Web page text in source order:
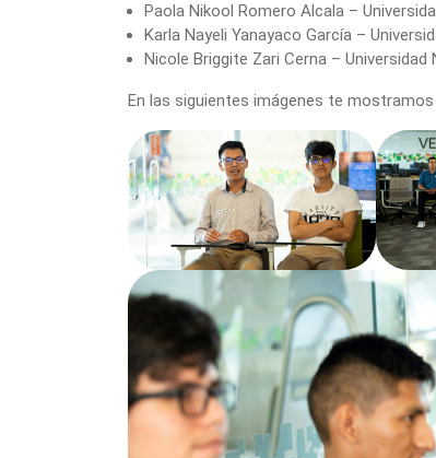
Paola Nikool Romero Alcala –
Karla Nayeli Yanayaco García –
Nicole Briggite Zari Cerna – Universidad
En las siguientes imágenes te